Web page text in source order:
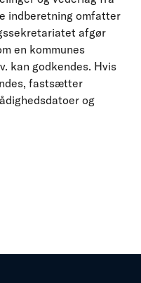
indberetning omfatter
afgør
en kommunes
kan godkendes. Hvis
fastsætter
og